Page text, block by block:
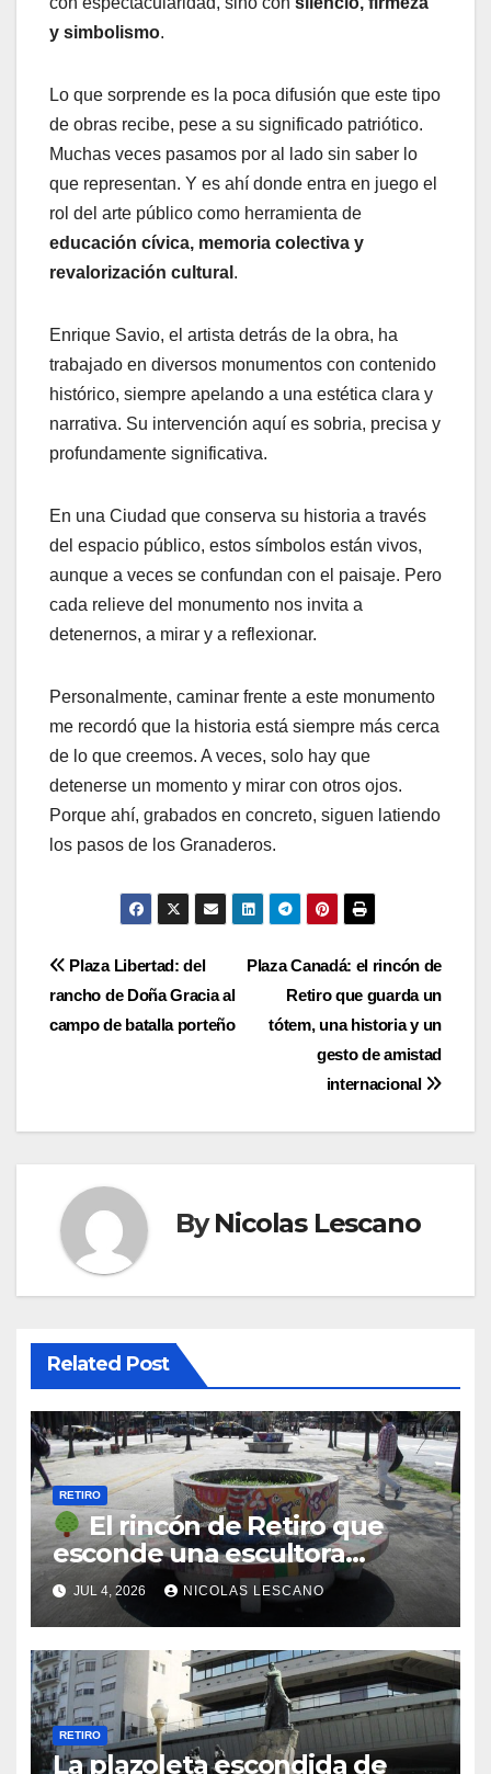
y simbolismo.
Lo que sorprende es la poca difusión que este tipo
de obras recibe, pese a su significado patriótico.
Muchas veces pasamos por al lado sin saber lo
que representan. Y es ahí donde entra en juego el
rol del arte público como herramienta de
educación cívica, memoria colectiva y
revalorización cultural .
Enrique Savio, el artista detrás de la obra, ha
trabajado en diversos monumentos con contenido
histórico, siempre apelando a una estética clara y
narrativa. Su intervención aquí es sobria, precisa y
profundamente significativa.
En una Ciudad que conserva su historia a través
del espacio público, estos símbolos están vivos,
aunque a veces se confundan con el paisaje. Pero
cada relieve del monumento nos invita a
detenernos, a mirar y a reflexionar.
Personalmente, caminar frente a este monumento
me recordó que la historia está siempre más cerca
de lo que creemos. A veces, solo hay que
detenerse un momento y mirar con otros ojos.
Porque ahí, grabados en concreto, siguen latiendo
los pasos de los Granaderos.
Navegación
de
Plaza Canadá: el rincón de
Retiro que guarda un
tótem, una historia y un
gesto de amistad
internacional
Plaza Libertad: del
rancho de Doña Gracia al
campo de batalla porteño
ByNicolas Lescano
Related Post
RETIRO
El rincón de Retiro que
esconde una escultora
cubista y a un jurista olvidado
JUL 4, 2026 NICOLAS LESCANO
RETIRO
La plazoleta escondida de